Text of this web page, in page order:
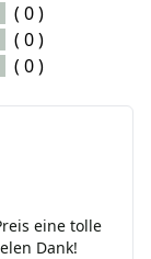
( 0 )
( 0 )
( 0 )
eine tolle
Dank!